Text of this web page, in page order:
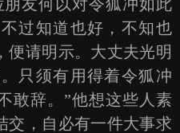
友何以对令狐冲如此
过知道也好，不知也
便请明示。大丈夫光明
只须有用得着令狐冲
敢辞。”他想这些人素
交，自必有一件大事求